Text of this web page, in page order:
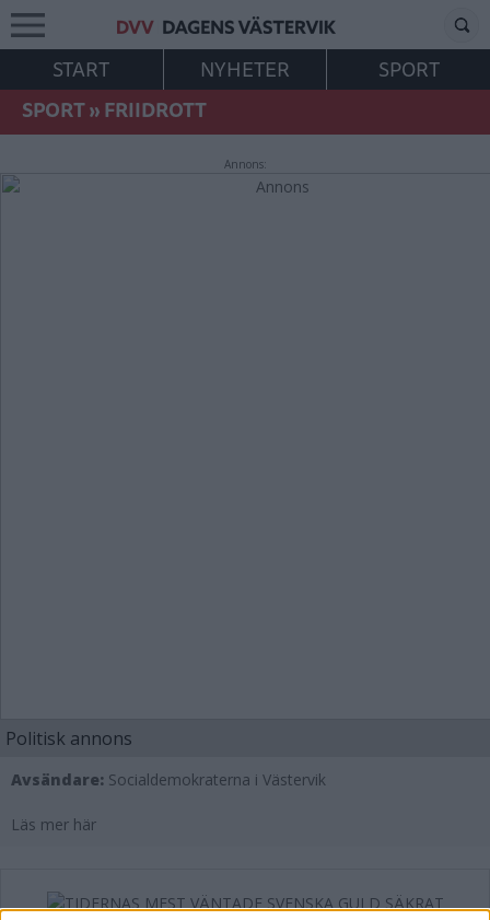
START NYHETER
SPORT
SPORT»FRIIDROTT
Annons:
Politisk annons
Avsändare: Socialdemokraterna i Västervik
Läs mer här